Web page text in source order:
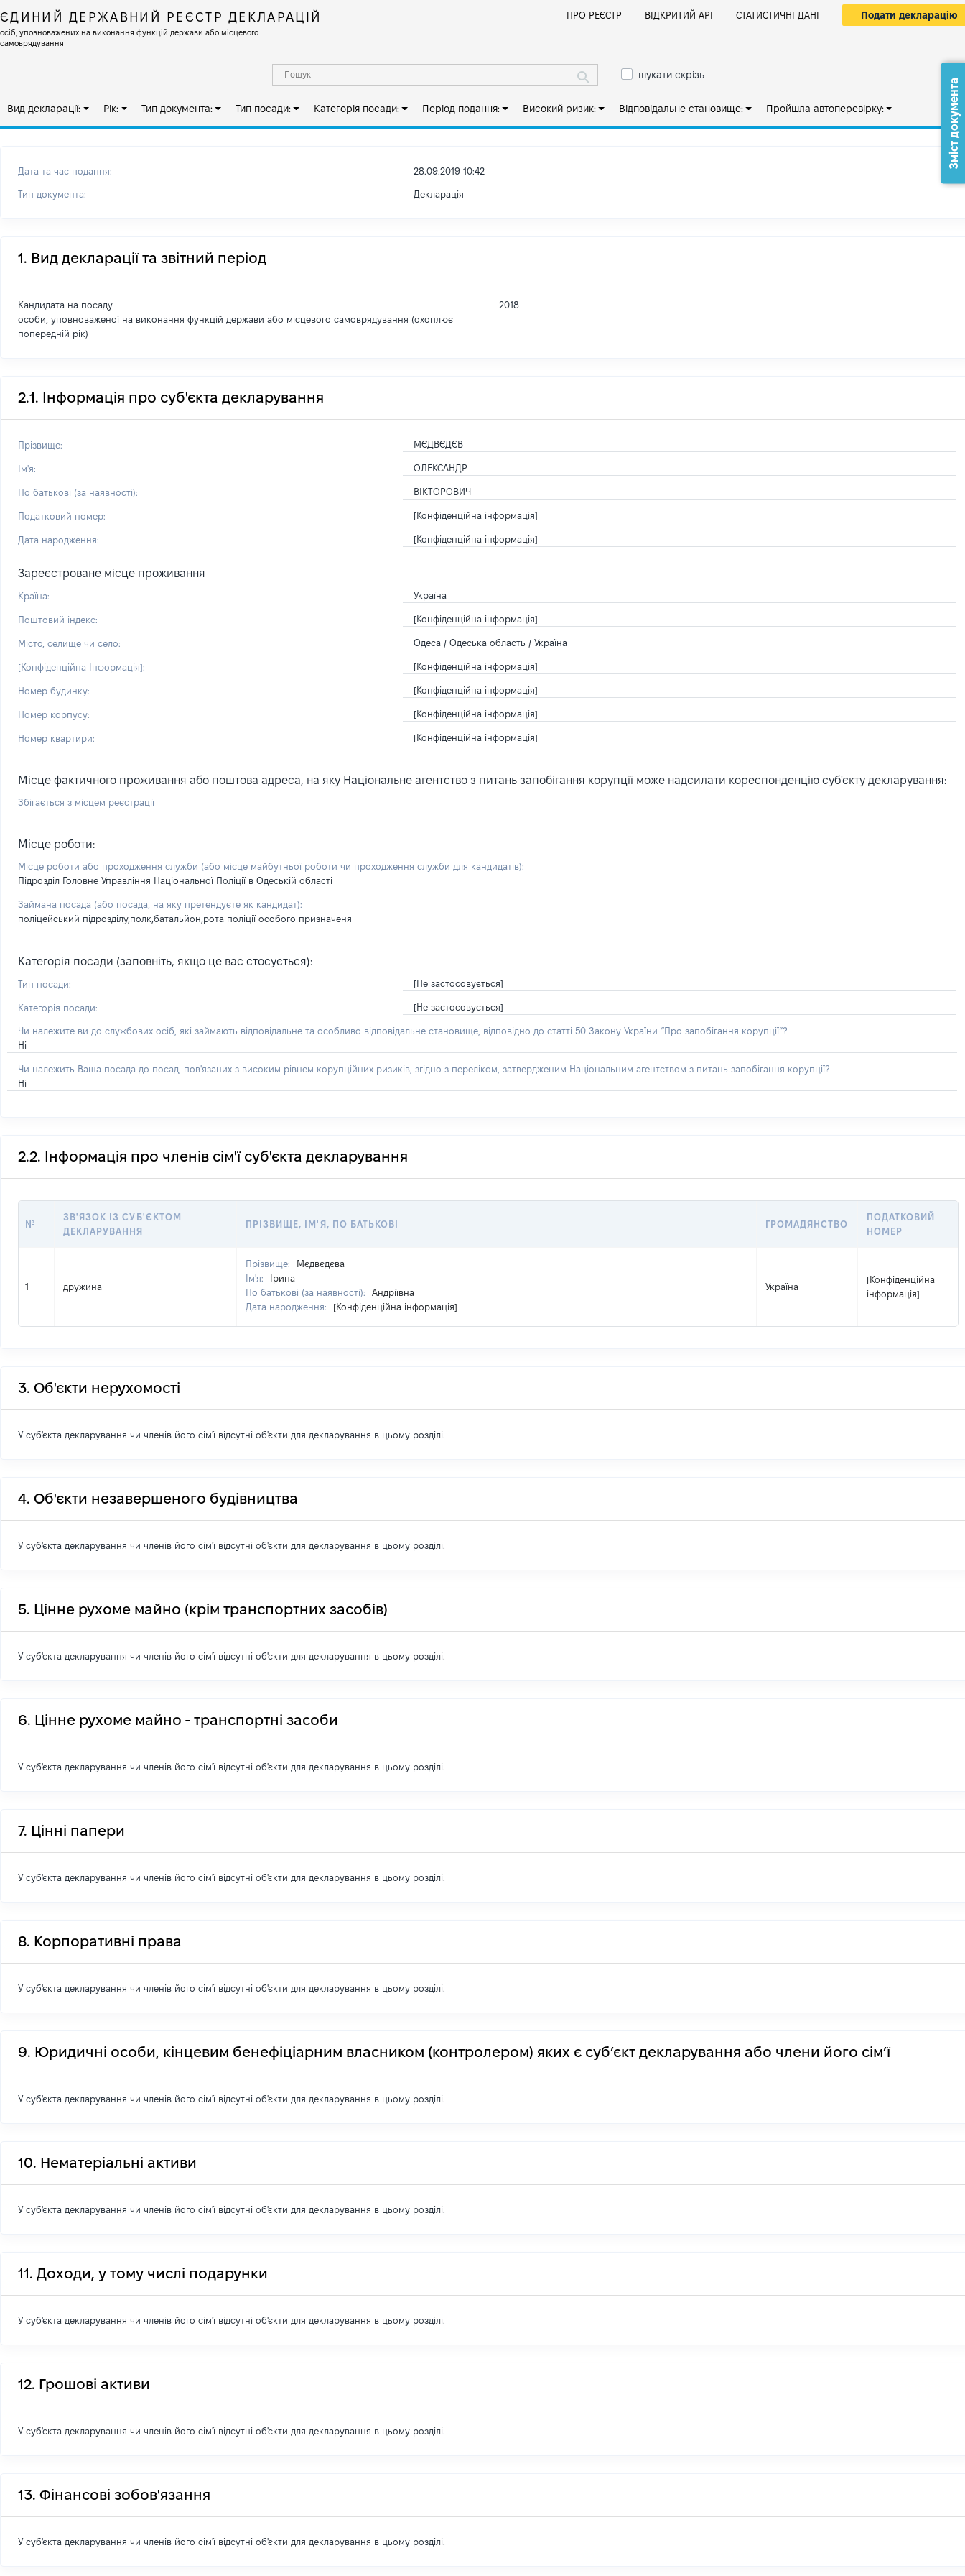
ЄДИНИЙ ДЕРЖАВНИЙ РЕЄСТР ДЕКЛАРАЦІЙ
осіб, уповноважених на виконання функцій держави або місцевого
самоврядування
ПРО РЕЄСТР ВІДКРИТИЙ АРІ СТАТИСТИЧНІ ДАНІ Подати декларацію
шукати скрізь
Вид декларації: Рік: Тип документа: Тип посади: Категорія посади: Період подання: Високий ризик: Відповідальне становище: Пройшла автоперевірку:
Дата та час подання: 28.09.2019 10:42
Тип документа: Декларація
1. Вид декларації та звітний період
Кандидата на посаду
особи, уповноваженої на виконання функцій держави або місцевого самоврядування (охоплює
попередній рік)
2018
2.1. Інформація про суб'єкта декларування
Прізвище: МЄДВЄДЄВ
Ім'я: ОЛЕКСАНДР
По батькові (за наявності): ВІКТОРОВИЧ
Податковий номер: [Конфіденційна інформація]
Дата народження: [Конфіденційна інформація]
Зареєстроване місце проживання
Країна: Україна
Поштовий індекс: [Конфіденційна інформація]
Місто, селище чи село: Одеса / Одеська область / Україна
[Конфіденційна Інформація]: [Конфіденційна інформація]
Номер будинку: [Конфіденційна інформація]
Номер корпусу: [Конфіденційна інформація]
Номер квартири: [Конфіденційна інформація]
Місце фактичного проживання або поштова адреса, на яку Національне агентство з питань запобігання корупції може надсилати кореспонденцію суб'єкту декларування:
Збігається з місцем реєстрації
Місце роботи:
Місце роботи або проходження служби (або місце майбутньої роботи чи проходження служби для кандидатів):
Підрозділ Головне Управління Національної Поліції в Одеській області
Займана посада (або посада, на яку претендуєте як кандидат):
поліцейський підрозділу,полк,батальйон,рота поліції особого призначеня
Категорія посади (заповніть, якщо це вас стосується):
Тип посади: [Не застосовується]
Категорія посади: [Не застосовується]
Чи належите ви до службових осіб, які займають відповідальне та особливо відповідальне становище, відповідно до статті 50 Закону України “Про запобігання корупції”?
Ні
Чи належить Ваша посада до посад, пов'язаних з високим рівнем корупційних ризиків, згідно з переліком, затвердженим Національним агентством з питань запобігання корупції?
Ні
2.2. Інформація про членів сім'ї суб'єкта декларування
№
ЗВ'ЯЗОК ІЗ СУБ'ЄКТОМ
ДЕКЛАРУВАННЯ
ПРІЗВИЩЕ, ІМ'Я, ПО БАТЬКОВІ ГРОМАДЯНСТВО
ПОДАТКОВИЙ
НОМЕР
1 дружина
Прізвище:
Мєдвєдєва
Ім'я:
Ірина
По батькові (за наявності):
Андріївна
Дата народження:
[Конфіденційна інформація]
Україна
[Конфіденційна
інформація]
3. Об'єкти нерухомості
У суб'єкта декларування чи членів його сім'ї відсутні об'єкти для декларування в цьому розділі.
4. Об'єкти незавершеного будівництва
У суб'єкта декларування чи членів його сім'ї відсутні об'єкти для декларування в цьому розділі.
5. Цінне рухоме майно (крім транспортних засобів)
У суб'єкта декларування чи членів його сім'ї відсутні об'єкти для декларування в цьому розділі.
6. Цінне рухоме майно - транспортні засоби
У суб'єкта декларування чи членів його сім'ї відсутні об'єкти для декларування в цьому розділі.
7. Цінні папери
У суб'єкта декларування чи членів його сім'ї відсутні об'єкти для декларування в цьому розділі.
8. Корпоративні права
У суб'єкта декларування чи членів його сім'ї відсутні об'єкти для декларування в цьому розділі.
9. Юридичні особи, кінцевим бенефіціарним власником (контролером) яких є суб’єкт декларування або члени його сім’ї
У суб'єкта декларування чи членів його сім'ї відсутні об'єкти для декларування в цьому розділі.
10. Нематеріальні активи
У суб'єкта декларування чи членів його сім'ї відсутні об'єкти для декларування в цьому розділі.
11. Доходи, у тому числі подарунки
У суб'єкта декларування чи членів його сім'ї відсутні об'єкти для декларування в цьому розділі.
12. Грошові активи
У суб'єкта декларування чи членів його сім'ї відсутні об'єкти для декларування в цьому розділі.
13. Фінансові зобов'язання
У суб'єкта декларування чи членів його сім'ї відсутні об'єкти для декларування в цьому розділі.
Зміст документа